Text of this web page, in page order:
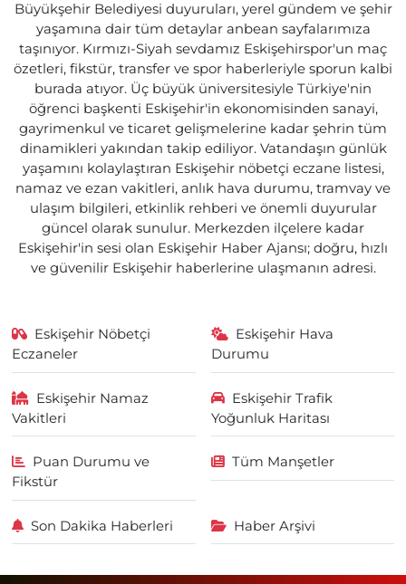
Büyükşehir Belediyesi duyuruları, yerel gündem ve şehir
yaşamına dair tüm detaylar anbean sayfalarımıza
taşınıyor. Kırmızı-Siyah sevdamız Eskişehirspor'un maç
özetleri, fikstür, transfer ve spor haberleriyle sporun kalbi
burada atıyor. Üç büyük üniversitesiyle Türkiye'nin
öğrenci başkenti Eskişehir'in ekonomisinden sanayi,
gayrimenkul ve ticaret gelişmelerine kadar şehrin tüm
dinamikleri yakından takip ediliyor. Vatandaşın günlük
yaşamını kolaylaştıran Eskişehir nöbetçi eczane listesi,
namaz ve ezan vakitleri, anlık hava durumu, tramvay ve
ulaşım bilgileri, etkinlik rehberi ve önemli duyurular
güncel olarak sunulur. Merkezden ilçelere kadar
Eskişehir'in sesi olan Eskişehir Haber Ajansı; doğru, hızlı
ve güvenilir Eskişehir haberlerine ulaşmanın adresi.
Eskişehir Nöbetçi
Eczaneler
Eskişehir Hava
Durumu
Eskişehir Namaz
Vakitleri
Eskişehir Trafik
Yoğunluk Haritası
Puan Durumu ve
Fikstür
Tüm Manşetler
Son Dakika Haberleri Haber Arşivi